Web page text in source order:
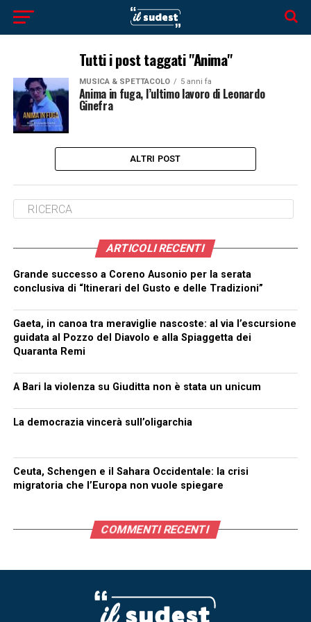
Tutti i post taggati "Anima"
MUSICA & SPETTACOLO 5 anni fa
Anima in fuga, l’ultimo lavoro di Leonardo
Ginefra
ALTRI POST
ARTICOLI RECENTI
Grande successo a Coreno Ausonio per la serata
conclusiva di “Itinerari del Gusto e delle Tradizioni”
Gaeta, in canoa tra meraviglie nascoste: al via l’escursione
guidata al Pozzo del Diavolo e alla Spiaggetta dei
Quaranta Remi
A Bari la violenza su Giuditta non è stata un unicum
La democrazia vincerà sull’oligarchia
Ceuta, Schengen e il Sahara Occidentale: la crisi
migratoria che l’Europa non vuole spiegare
COMMENTI RECENTI